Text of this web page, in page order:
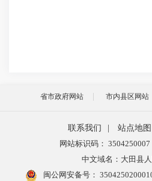
省市政府网站 市内县区网站
联系我们 站点地图
网站标识码： 3504250007
中文域名：大田县
闽公网安备号：